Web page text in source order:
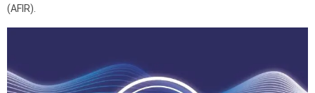
(AFIR).